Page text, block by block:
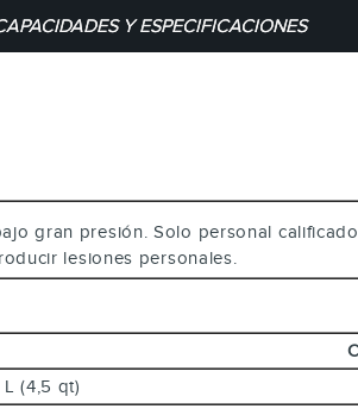
Y ESPECIFICACIONES
gran presión. Solo personal
lesiones personales.
L (4,5 qt)